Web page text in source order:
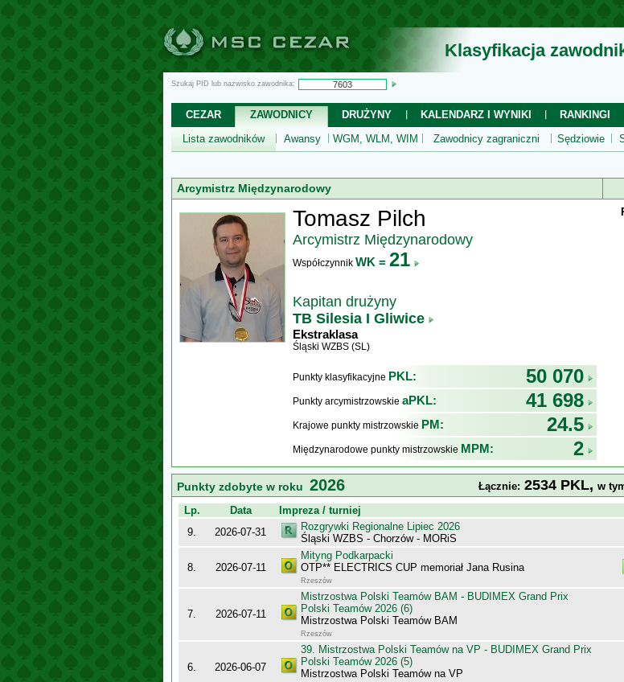
Klasyfikacja
Szukaj PID lub nazwisko zawodnika:
CEZAR ZAWODNICY DRUŻYNY KALENDARZ I WYNIKI RANKINGI
Lista zawodników
Awansy WGM, WLM, WIM Zawodnicy zagraniczni Sędziowie
Arcymistrz Międzynarodowy
Tomasz Pilch
Arcymistrz Międzynarodowy
Współczynnik WK = 21
Kapitan drużyny
TB Silesia I Gliwice
Ekstraklasa
Śląski WZBS (SL)
Punkty klasyfikacyjne PKL: 50 070
Punkty arcymistrzowskie aPKL: 41 698
Krajowe punkty mistrzowskie PM: 24.5
Międzynarodowe punkty mistrzowskie MPM: 2
Punkty zdobyte w roku 2026 Łącznie: 2534 PKL, w
Lp. Data Impreza / turniej
9.
2026-07-31
Rozgrywki Regionalne Lipiec 2026
Śląski WZBS - Chorzów - MORiS
8. 2026-07-11
Mityng Podkarpacki
OTP** ELECTRICS CUP memoriał Jana Rusina
Rzeszów
7. 2026-07-11
Mistrzostwa Polski Teamów BAM - BUDIMEX Grand Prix
Polski Teamów 2026 (6)
Mistrzostwa Polski Teamów BAM
Rzeszów
6. 2026-06-07
39. Mistrzostwa Polski Teamów na VP - BUDIMEX Grand Prix
Polski Teamów 2026 (5)
Mistrzostwa Polski Teamów na VP